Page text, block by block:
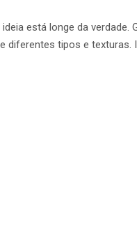
ideia está longe da verdade.
diferentes tipos e texturas.